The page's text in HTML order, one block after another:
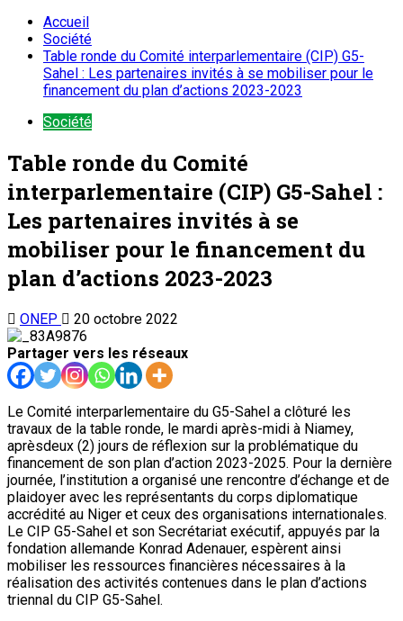
Accueil
Société
Table ronde du Comité interparlementaire (CIP) G5-
Sahel : Les partenaires invités à se mobiliser pour le
financement du plan d’actions 2023-2023
Société
Table ronde du Comité
interparlementaire (CIP) G5-Sahel :
Les partenaires invités à se
mobiliser pour le financement du
plan d’actions 2023-2023
ONEP
20 octobre 2022
Partager vers les réseaux
Le Comité interparlementaire du G5-Sahel a clôturé les
travaux de la table ronde, le mardi après-midi à Niamey,
aprèsdeux (2) jours de réflexion sur la problématique du
financement de son plan d’action 2023-2025. Pour la dernière
journée, l’institution a organisé une rencontre d’échange et de
plaidoyer avec les représentants du corps diplomatique
accrédité au Niger et ceux des organisations internationales.
Le CIP G5-Sahel et son Secrétariat exécutif, appuyés par la
fondation allemande Konrad Adenauer, espèrent ainsi
mobiliser les ressources financières nécessaires à la
réalisation des activités contenues dans le plan d’actions
triennal du CIP G5-Sahel.